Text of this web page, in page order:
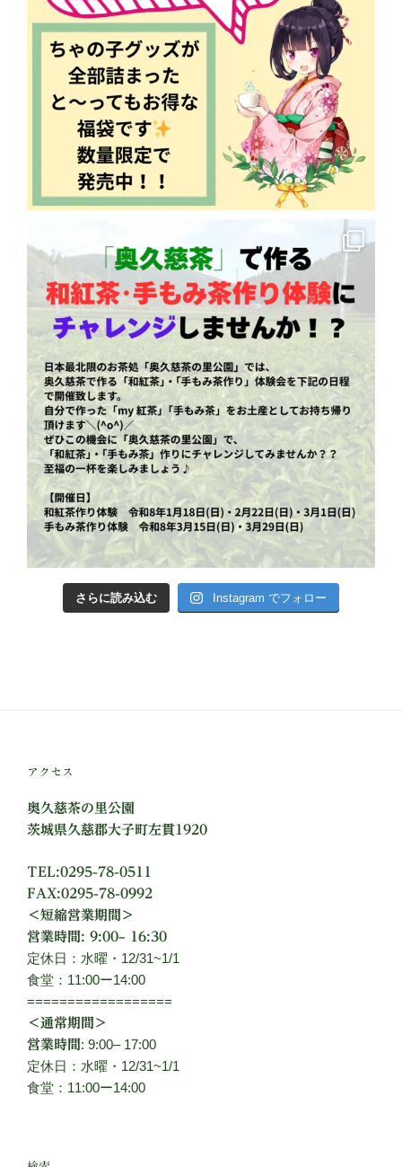
さらに読み込む Instagram でフォロー
アクセス
奥久慈茶の里公園
茨城県久慈郡大子町左貫1920
TEL:0295-78-0511
FAX:0295-78-0992
＜短縮営業期間＞
営業時間: 9:00– 16:30
定休日：水曜・12/31~1/1
食堂：11:00ー14:00
==================
＜通常期間＞
営業時間: 9:00– 17:00
定休日：水曜・12/31~1/1
食堂：11:00ー14:00